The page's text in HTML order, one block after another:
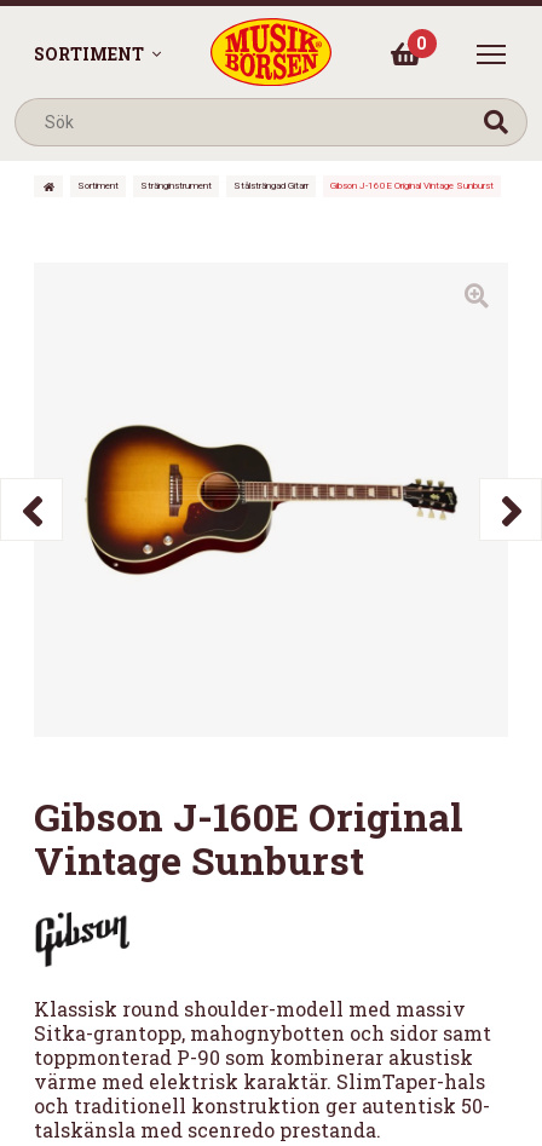
SORTIMENT 0
Sortiment Stränginstrument Stålsträngad Gitarr Gibson J-160E Original Vintage Sunburst
Gibson J-160E Original
Vintage Sunburst
Klassisk round shoulder-modell med massiv
Sitka-grantopp, mahognybotten och sidor samt
toppmonterad P-90 som kombinerar akustisk
värme med elektrisk karaktär. SlimTaper-hals
och traditionell konstruktion ger autentisk 50-
talskänsla med scenredo prestanda.